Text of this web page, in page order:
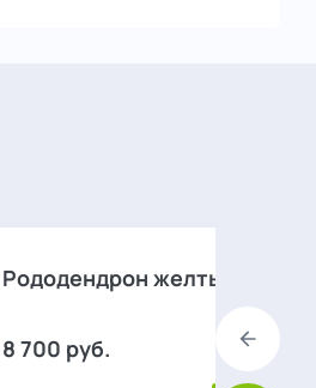
Рододендрон желтый
8 700 руб. Назад